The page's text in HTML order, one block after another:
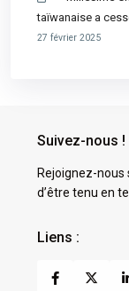
taïwanaise a
27 février 2025
Suivez-nous !
Rejoignez-nous
d’être tenu en
Liens :